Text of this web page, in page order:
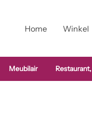
Home Winkel
Meubilair
stuks)
aantal